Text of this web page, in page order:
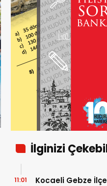
İlginizi
Kocaeli Gebze
11:01